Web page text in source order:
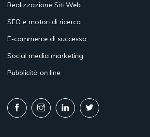
Realizzazione Siti Web
SEO e motori di ricerca
E-commerce di successo
Social media marketing
Pubblicità on line